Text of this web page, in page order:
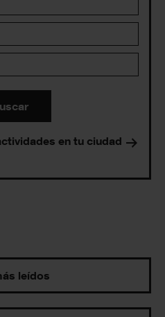
en tu ciudad
leídos